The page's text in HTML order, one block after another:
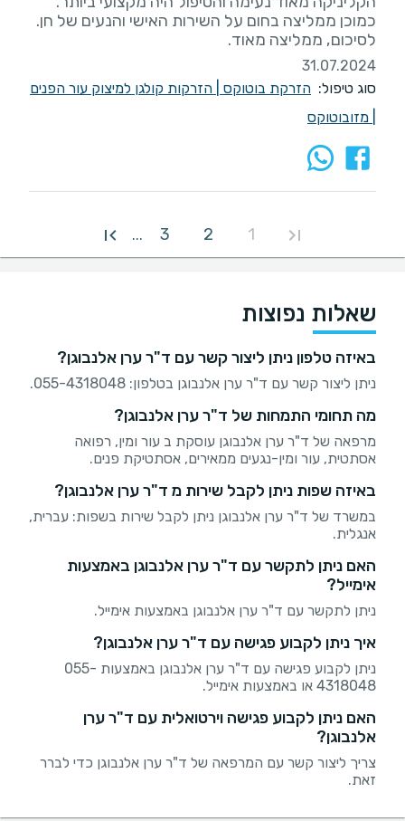
לסיכום, ממליצה מאוד.
31.07.2024
סוג טיפול: הזרקת בוטוקס
הזרקות קולגן למיצוק עור הפנים
מזובוטוקס
1
2
3
...
שאלות נפוצות
באיזה טלפון ניתן ליצור קשר עם ד"ר ערן אלנבוגן?
ניתן ליצור קשר עם ד"ר ערן אלנבוגן בטלפון: 055-4318048.
מה תחומי התמחות של ד"ר ערן אלנבוגן?
מרפאה של ד"ר ערן אלנבוגן עוסקת ב עור ומין, רפואה
אסתטית, עור ומין-נגעים ממאירים, אסתטיקת פנים.
באיזה שפות ניתן לקבל שירות מ ד"ר ערן אלנבוגן?
במשרד של ד"ר ערן אלנבוגן ניתן לקבל שירות בשפות: עברית,
אנגלית.
האם ניתן לתקשר עם ד"ר ערן אלנבוגן באמצעות
אימייל?
ניתן לתקשר עם ד"ר ערן אלנבוגן באמצעות אימייל.
איך ניתן לקבוע פגישה עם ד"ר ערן אלנבוגן?
ניתן לקבוע פגישה עם ד"ר ערן אלנבוגן באמצעות 055-
4318048 או באמצעות אימייל.
האם ניתן לקבוע פגישה וירטואלית עם ד"ר ערן
אלנבוגן?
צריך ליצור קשר עם המרפאה של ד"ר ערן אלנבוגן כדי לברר
זאת.